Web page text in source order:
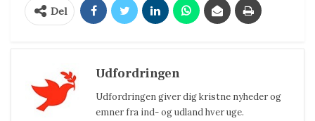
Del
Udfordringen
Udfordringen giver dig kristne nyheder og
emner fra ind- og udland hver uge.